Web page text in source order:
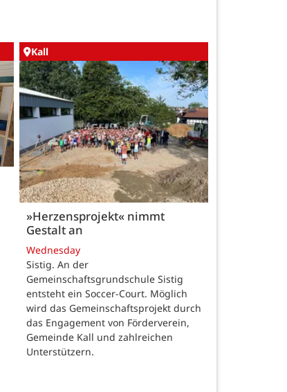
Kall
»Herzensprojekt« nimmt
Gestalt an
Wednesday
Sistig. An der
Gemeinschaftsgrundschule Sistig
entsteht ein Soccer-Court. Möglich
wird das Gemeinschaftsprojekt durch
das Engagement von Förderverein,
Gemeinde Kall und zahlreichen
Unterstützern.